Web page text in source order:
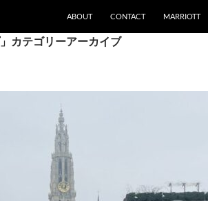
ABOUT CONTACT MARRIOTT
カテゴリーアーカイブ